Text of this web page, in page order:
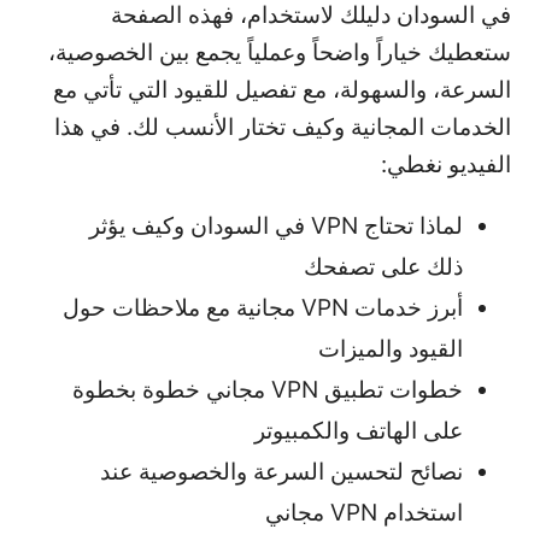
في السودان دليلك لاستخدام، فهذه الصفحة
ستعطيك خياراً واضحاً وعملياً يجمع بين الخصوصية،
السرعة، والسهولة، مع تفصيل للقيود التي تأتي مع
الخدمات المجانية وكيف تختار الأنسب لك. في هذا
الفيديو نغطي:
لماذا تحتاج VPN في السودان وكيف يؤثر
ذلك على تصفحك
أبرز خدمات VPN مجانية مع ملاحظات حول
القيود والميزات
خطوات تطبيق VPN مجاني خطوة بخطوة
على الهاتف والكمبيوتر
نصائح لتحسين السرعة والخصوصية عند
استخدام VPN مجاني